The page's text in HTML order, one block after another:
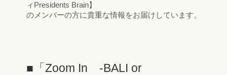
ィPresidents Brain】
のメンバーの方に貴重な情報をお届けしています。
■「Zoom In -BALI or